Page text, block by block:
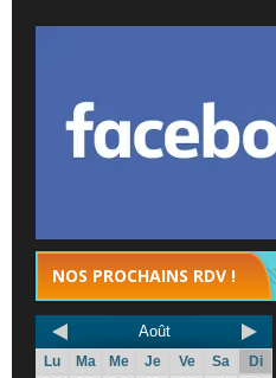
NOS PROCHAINS RDV !
Août
Lu Ma Me Je Ve Sa
Di